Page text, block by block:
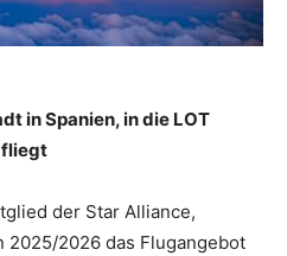
in Spanien, in die LOT
fliegt
der Star Alliance,
2026 das Flugangebot